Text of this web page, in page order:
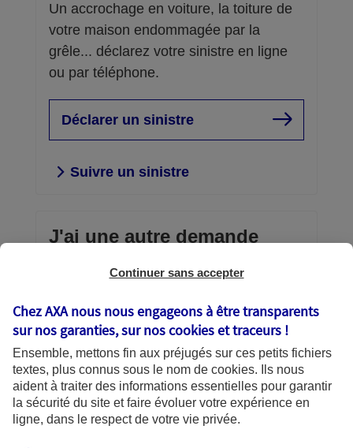
Un accrochage en voiture, la toiture de
votre maison endommagée par la
grêle... déclarez votre sinistre en ligne
ou par téléphone.
Déclarer un sinistre
Suivre un sinistre
J'ai une autre demande
Envoi d'un document confidentiel,
téléchargement d’une attestation,
échanges avec AXA… vous avez la
main.
Découvrir vos services en
ligne
Continuer sans accepter
Chez AXA nous nous engageons à être transparents
sur nos garanties, sur noscookies et traceurs !
Ensemble, mettons fin aux préjugés sur ces petits fichiers
textes, plus connus sous le nom de cookies. Ils nous
aident à traiter des informations essentielles pour garantir
la sécurité du site et faire évoluer votre expérience en
ligne, dans le respect de votre vie privée.